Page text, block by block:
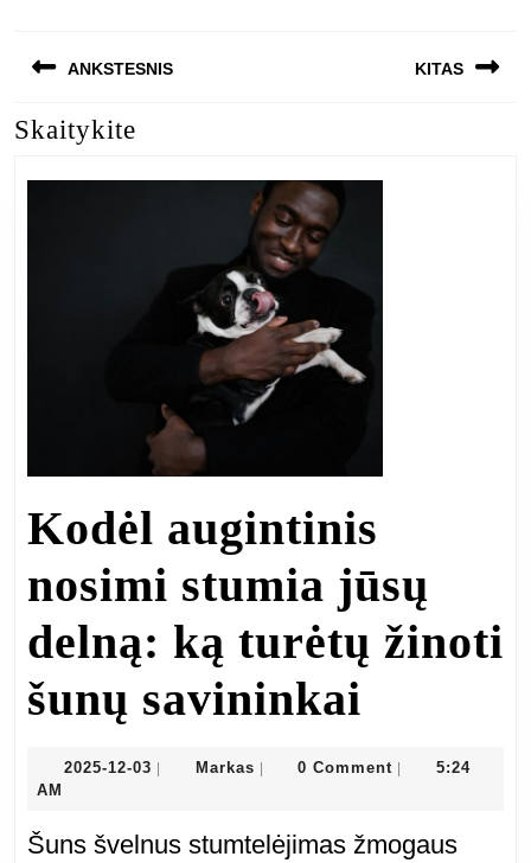
Navigacija
tarp
įrašų
ANKSTESNIS
Previous
KITAS
Skaitykite
Kodėl augintinis
nosimi stumia jūsų
delną: ką turėtų žinoti
šunų savininkai
2025-12-03 2025-
MarkasMarkas0 Comment
5:24
AM
Šuns švelnus stumtelėjimas žmogaus